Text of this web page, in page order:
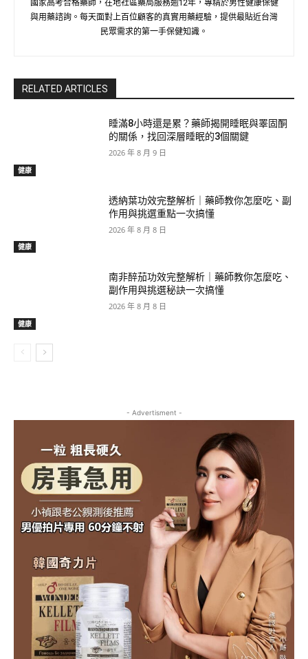
國家高考合格藥師，在地社區藥局服務逾12年，專精於男性健康保健
與用藥諮詢。每天面對上百位顧客的真實用藥經驗，提供最貼近台灣
民眾需求的第一手保健知識。
RELATED ARTICLES
健康
睡滿8小時還是累？藥師揭開睡眠與睪固酮
的關係，找回深層睡眠的3個關鍵
2026 年 8 月 9 日
健康
透納葉功效完整解析｜藥師教你怎麼吃、副
作用與挑選重點一次搞懂
2026 年 8 月 8 日
健康
南非醉茄功效完整解析｜藥師教你怎麼吃、
副作用與挑選秘訣一次搞懂
2026 年 8 月 8 日
- Advertisment -